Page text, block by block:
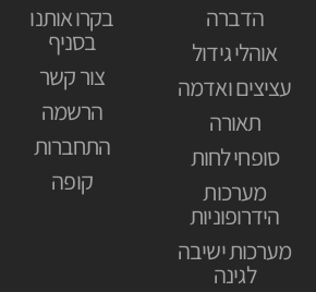
הדברה
אוהלי גידול
עציצים ואדמה
תאורה
סופחי לחות
מערכות
הידרופוניות
מערכות ישיבה
לגינה
בקרו אותנו
בסניף
צור קשר
הרשמה
התחברות
קופה